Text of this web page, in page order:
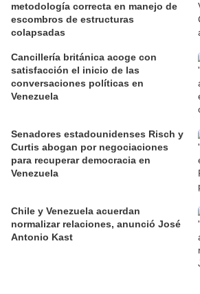
metodología correcta en manejo de
escombros de estructuras
colapsadas
Cancillería británica acoge con
satisfacción el inicio de las
conversaciones políticas en
Venezuela
Senadores estadounidenses Risch y
Curtis abogan por negociaciones
para recuperar democracia en
Venezuela
Chile y Venezuela acuerdan
normalizar relaciones, anunció José
Antonio Kast